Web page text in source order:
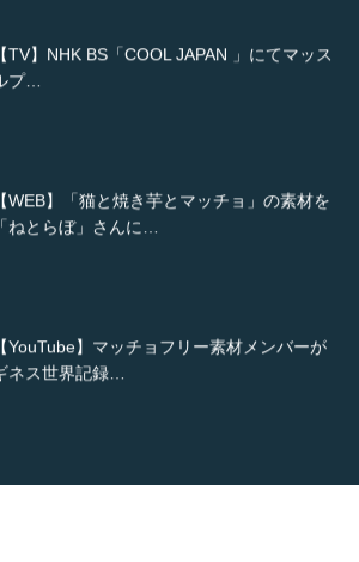
【TV】NHK BS「COOL JAPAN 」にてマッス
ルプ…
【WEB】「猫と焼き芋とマッチョ」の素材を
「ねとらぼ」さんに…
【YouTube】マッチョフリー素材メンバーが
ギネス世界記録…